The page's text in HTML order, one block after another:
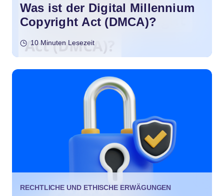
Was ist der Digital Millennium
Copyright Act (DMCA)?
10 Minuten Lesezeit
RECHTLICHE UND ETHISCHE ERWÄGUNGEN